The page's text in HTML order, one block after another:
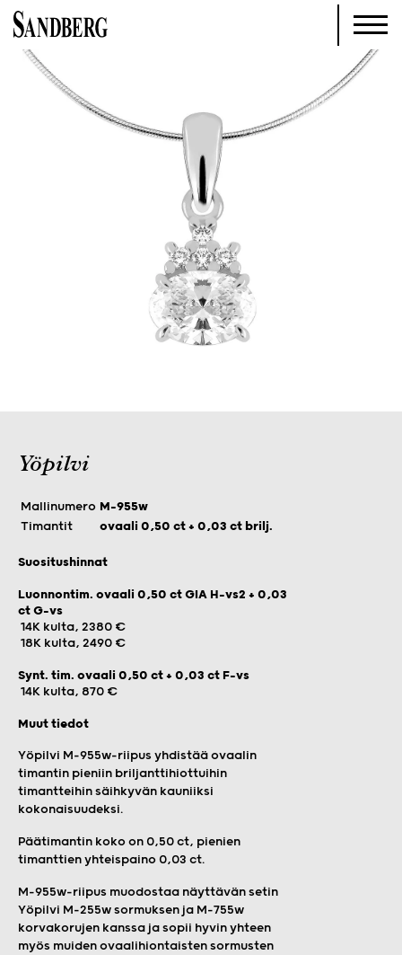
Yöpilvi
Mallinumero M-955w
Timantit
ovaali 0,50 ct + 0,03 ct brilj.
Suositushinnat
Luonnontim. ovaali 0,50 ct GIA H-vs2 + 0,03
ct G-vs
14K kulta, 2380 €
18K kulta, 2490 €
Synt. tim. ovaali 0,50 ct + 0,03 ct F-vs
14K kulta, 870 €
Muut tiedot
Yöpilvi M-955w-riipus yhdistää ovaalin
timantin pieniin briljanttihiottuihin
timantteihin säihkyvän kauniiksi
kokonaisuudeksi.
Päätimantin koko on 0,50 ct, pienien
timanttien yhteispaino 0,03 ct.
M-955w-riipus muodostaa näyttävän setin
Yöpilvi M-255w sormuksen ja M-755w
korvakorujen kanssa ja sopii hyvin yhteen
myös muiden ovaalihiontaisten sormusten